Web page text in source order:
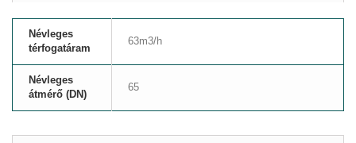
Névleges
térfogatáram
63m3/h
Névleges
átmérő (DN)
65